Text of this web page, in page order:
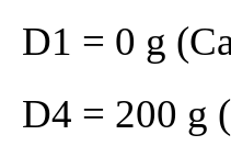
D1 = 0 g
D4 = 200 g